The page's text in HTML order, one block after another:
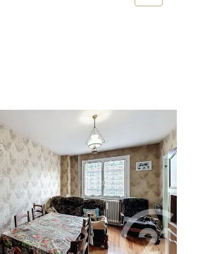
F2 à vendre
€
Appartement T2 de 37 m²